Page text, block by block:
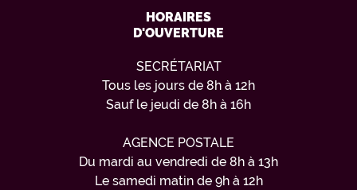
HORAIRES
D'OUVERTURE
SECRÉTARIAT
Tous les jours de 8h à 12h
Sauf le jeudi de 8h à 16h
AGENCE POSTALE
Du mardi au vendredi de 8h à 13h
Le samedi matin de 9h à 12h